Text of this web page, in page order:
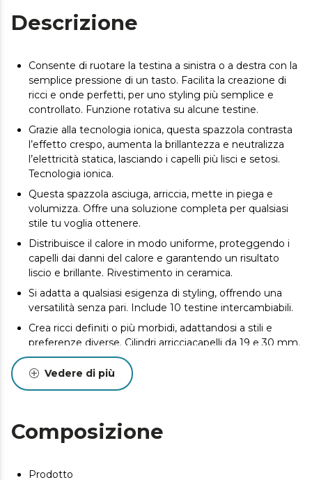
Descrizione
Consente di ruotare la testina a sinistra o a destra con la
semplice pressione di un tasto. Facilita la creazione di
ricci e onde perfetti, per uno styling più semplice e
controllato. Funzione rotativa su alcune testine.
Grazie alla tecnologia ionica, questa spazzola contrasta
l’effetto crespo, aumenta la brillantezza e neutralizza
l’elettricità statica, lasciando i capelli più lisci e setosi.
Tecnologia ionica.
Questa spazzola asciuga, arriccia, mette in piega e
volumizza. Offre una soluzione completa per qualsiasi
stile tu voglia ottenere.
Distribuisce il calore in modo uniforme, proteggendo i
capelli dai danni del calore e garantendo un risultato
liscio e brillante. Rivestimento in ceramica.
Si adatta a qualsiasi esigenza di styling, offrendo una
versatilità senza pari. Include 10 testine intercambiabili.
Crea ricci definiti o più morbidi, adattandosi a stili e
preferenze diverse. Cilindri arricciacapelli da 19 e 30 mm.
Ideali per aggiungere volume e morbidezza,
consentendo un controllo preciso sullo styling
desiderato. Spazzole di diverse dimensioni.
Questa spazzola è perfetta per ottenere risultati da
salone.
per creare look più pieni, corposi e dinamici. Pettine
Vedere di più
Composizione
Prodotto